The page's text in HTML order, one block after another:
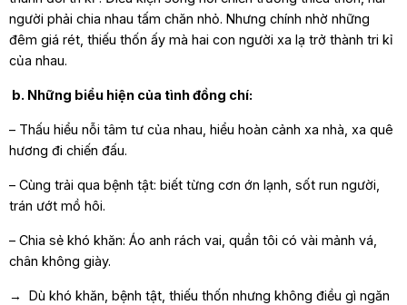
người phải chia nhau tấm chăn nhỏ. Nhưng chính nhờ những
đêm giá rét, thiếu thốn ấy mà hai con người xa lạ trở thành tri kỉ
của nhau.
b. Những biểu hiện của tình đồng chí:
– Thấu hiểu nỗi tâm tư của nhau, hiểu hoàn cảnh xa nhà, xa quê
hương đi chiến đấu.
– Cùng trải qua bệnh tật: biết từng cơn ớn lạnh, sốt run người,
trán ướt mồ hôi.
– Chia sẻ khó khăn: Áo anh rách vai, quần tôi có vài mảnh vá,
chân không giày.
→ Dù khó khăn, bệnh tật, thiếu thốn nhưng không điều gì ngăn